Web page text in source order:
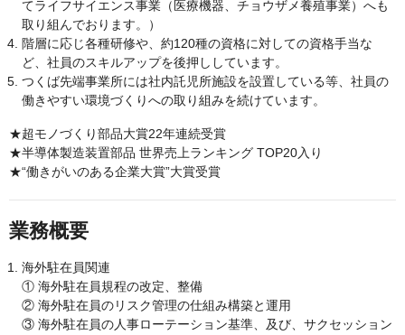
てライフサイエンス事業（医療機器、チョウザメ養殖事業）へも
取り組んでおります。）
階層に応じ各種研修や、約120種の資格に対しての資格手当な
ど、社員のスキルアップを後押ししています。
つくば先端事業所には社内託児所施設を設置している等、社員の
働きやすい環境づくりへの取り組みを続けています。
★超モノづくり部品大賞22年連続受賞
★半導体製造装置部品 世界売上ランキング TOP20入り
★“働きがいのある企業大賞”大賞受賞
業務概要
海外駐在員関連
① 海外駐在員規程の改定、整備
② 海外駐在員のリスク管理の仕組み構築と運用
③ 海外駐在員の人事ローテーション基準、及び、サクセッション